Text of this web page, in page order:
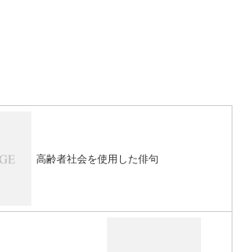
高齢者社会を使用した俳句